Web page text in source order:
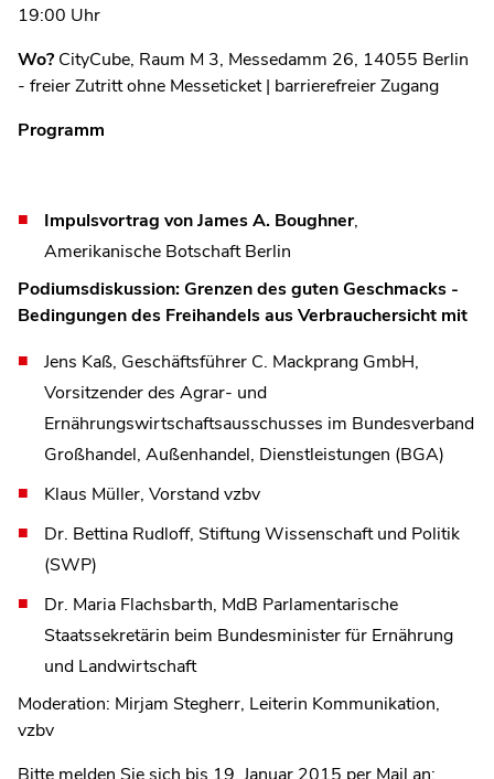
19:00 Uhr
Wo? CityCube, Raum M 3, Messedamm 26, 14055 Berlin
- freier Zutritt ohne Messeticket | barrierefreier Zugang
Programm
Impulsvortrag von James A. Boughner,
Amerikanische Botschaft Berlin
Podiumsdiskussion: Grenzen des guten Geschmacks -
Bedingungen des Freihandels aus Verbrauchersicht mit
Jens Kaß, Geschäftsführer C. Mackprang GmbH,
Vorsitzender des Agrar- und
Ernährungswirtschaftsausschusses im Bundesverband
Großhandel, Außenhandel, Dienstleistungen (BGA)
Klaus Müller, Vorstand vzbv
Dr. Bettina Rudloff, Stiftung Wissenschaft und Politik
(SWP)
Dr. Maria Flachsbarth, MdB Parlamentarische
Staatssekretärin beim Bundesminister für Ernährung
und Landwirtschaft
Moderation: Mirjam Stegherr, Leiterin Kommunikation,
vzbv
Bitte melden Sie sich bis 19. Januar 2015 per Mail an: